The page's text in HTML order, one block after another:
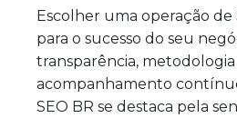
Escolher uma operação de
para o sucesso do seu
transparência,
acompanhamento contínuo
SEO BR se destaca pela